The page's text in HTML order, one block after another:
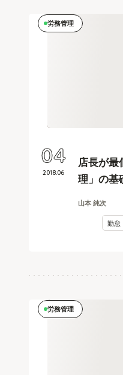
労務管理
店長が最
理」の基
山本 純次
勤怠
2018.06
04
労務管理